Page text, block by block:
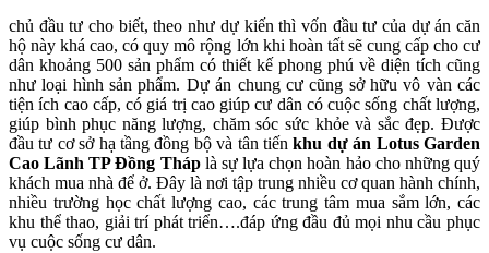
chủ đầu tư cho biết, theo như dự kiến thì vốn đầu tư của dự án căn
hộ này khá cao, có quy mô rộng lớn khi hoàn tất sẽ cung cấp cho cư
dân khoảng 500 sản phẩm có thiết kế phong phú về diện tích cũng
như loại hình sản phẩm. Dự án chung cư cũng sở hữu vô vàn các
tiện ích cao cấp, có giá trị cao giúp cư dân có cuộc sống chất lượng,
giúp bình phục năng lượng, chăm sóc sức khỏe và sắc đẹp. Được
đầu tư cơ sở hạ tầng đồng bộ và tân tiếnkhu dự án Lotus Garden
Cao Lãnh TP Đồng Tháplà sự lựa chọn hoàn hảo cho những quý
khách mua nhà để ở. Đây là nơi tập trung nhiều cơ quan hành chính,
nhiều trường học chất lượng cao, các trung tâm mua sắm lớn, các
khu thể thao, giải trí phát triển….đáp ứng đầu đủ mọi nhu cầu phục
vụ cuộc sống cư dân.